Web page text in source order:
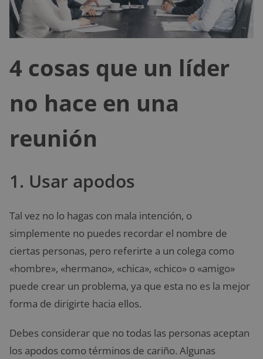
4 cosas que un líder
no hace en una
reunión
1. Usar apodos
Tal vez no lo hagas con mala intención, o
simplemente no puedes recordar el nombre de
ciertas personas, pero referirte a un colega como
«hombre», «hermano», «chica», «chico» o «amigo»
puede crear un problema, ya que esta no es la mejor
forma de dirigirte hacia ellos.
Debes considerar que no todas las personas aceptan
los apodos como términos de cariño. Algunas